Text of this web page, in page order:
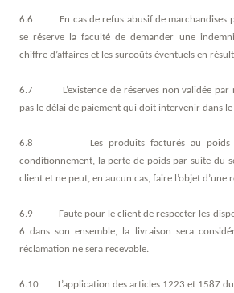
6.6 En cas de refus abusif de marchandises
se réserve la faculté de demander une
chiffre d’affaires et les surcoûts éventuels en
6.7 L’existence de réserves non validée par
pas le délai de paiement qui doit intervenir dans
6.8 Les produits facturés au poids le
conditionnement, la perte de poids par suite du
client et ne peut, en aucun cas, faire l’objet d’une
6.9 Faute pour le client de respecter les
6 dans son ensemble, la livraison sera
réclamation ne sera recevable.
6.10 L’application des articles 1223 et 1587 du